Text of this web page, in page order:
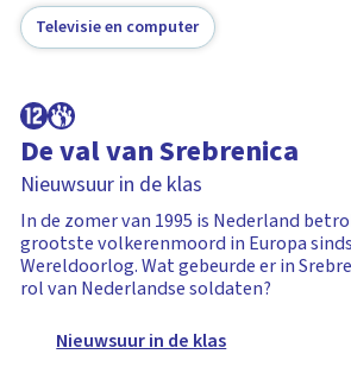
Televisie en computer
De val van Srebrenica
Nieuwsuur in de klas
In de zomer van 1995 is Nederland
grootste volkerenmoord in Europa
Wereldoorlog. Wat gebeurde er in
rol van Nederlandse soldaten?
Nieuwsuur in de klas